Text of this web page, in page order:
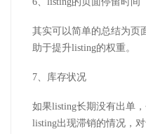
其实可以简单的总结为页
助于提升listing的权重。
7、库存状况
如果listing长期没有出单
listing出现滞销的情况，